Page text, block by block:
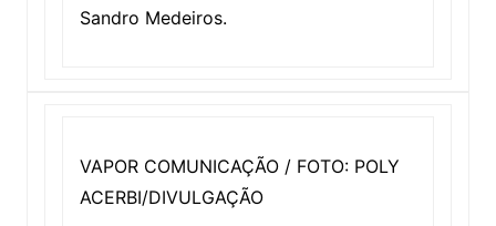
Sandro Medeiros.
VAPOR COMUNICAÇÃO / FOTO: POLY
ACERBI/DIVULGAÇÃO